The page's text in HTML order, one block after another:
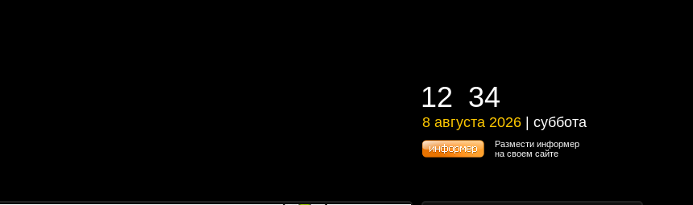
12 34
12 34
8 августа 2026 | суббота
8 августа 2026 | суббота
Размести информер
на своем сайте